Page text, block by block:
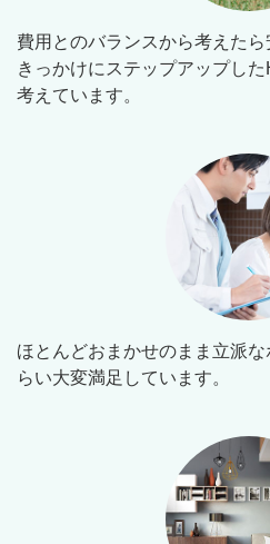
費用とのバランスから考えた
きっかけにステップアップし
考えています。
ほとんどおまかせのまま立派
らい大変満足しています。